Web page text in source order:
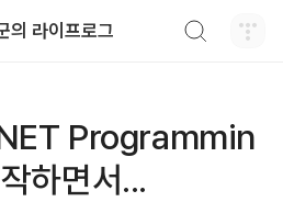
의 라이프로그
Programmin
하면서...